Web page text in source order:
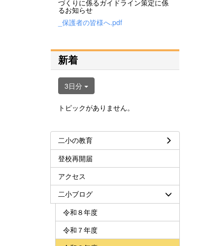
づくりに係るガイドライン策定に係
るお知らせ
_保護者の皆様へ.pdf
新着
3日分
トピックがありません。
二小の教育
登校再開届
アクセス
二小ブログ
令和８年度
令和７年度